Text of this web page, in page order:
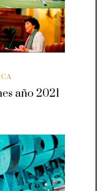
año 2021